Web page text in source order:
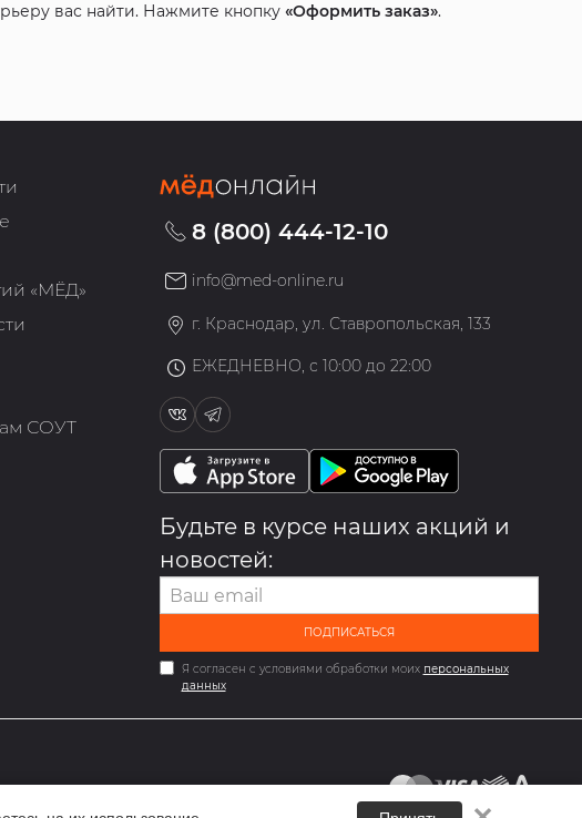
вас найти. Нажмите кнопку«Оформить заказ».
«МЁД»
СОУТ
8 (800) 444-12-10
info@med-online.ru
г. Краснодар, ул. Ставропольская, 133
ЕЖЕДНЕВНО, с 10:00 до 22:00
Будьте в курсе наших акций и
новостей:
ПОДПИСАТЬСЯ
Я согласен с условиями обработки моих персональных
данных